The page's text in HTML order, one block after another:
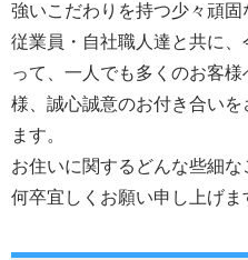
強いこだわりを持つ少々頑
従業員・自社職人達と共に
って、一人でも多くのお客
様、誠心誠意のお付き合い
ます。
お住いに関するどんな些細な
何卒宜しくお願い申し上げま